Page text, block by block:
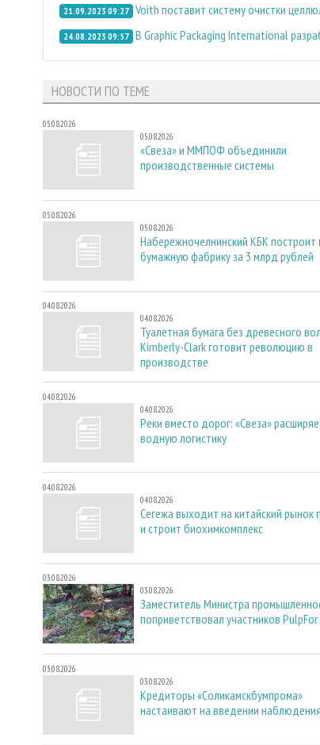
21.09.2023 09:27 Voith поставит систему очистки
24.08.2023 09:57 В Graphic Packaging International
НОВОСТИ ПО ТЕМЕ
05.08.2026
05.08.2026
«Свеза» и ММПОФ объединили
производственные системы
05.08.2026
05.08.2026
Набережночелнинский КБК построит
бумажную фабрику за 3 млрд рублей
04.08.2026
04.08.2026
Туалетная бумага без древесного
Kimberly-Clark готовит революцию в
производстве
04.08.2026
04.08.2026
Реки вместо дорог: «Свеза»
водную логистику
04.08.2026
04.08.2026
Сегежа выходит на китайский рынок
и строит биохимкомплекс
03.08.2026
03.08.2026
Заместитель Министра
поприветствовал участников PulpFor
03.08.2026
03.08.2026
Кредиторы «Соликамскбумпрома»
настаивают на введении наблюдения